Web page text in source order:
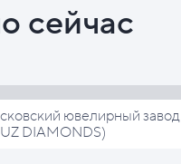
сейчас
ювелирный завод
DIAMONDS)